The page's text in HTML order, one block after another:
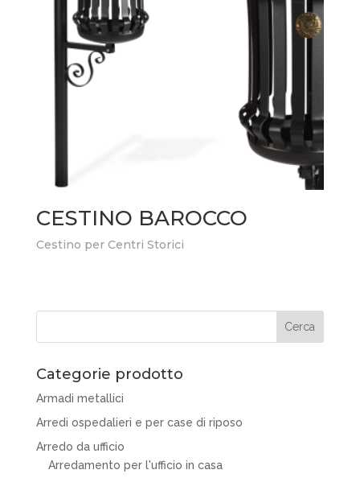
CESTINO BAROCCO
Cestino per Centri Storici
Categorie prodotto
Armadi metallici
Arredi ospedalieri e per case di riposo
Arredo da ufficio
Arredamento per l'ufficio in casa